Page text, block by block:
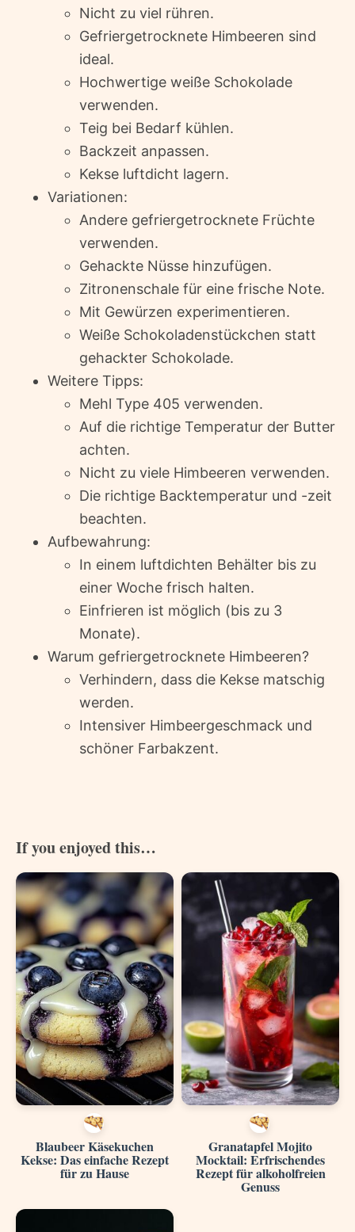
Nicht zu viel rühren.
Gefriergetrocknete Himbeeren sind
ideal.
Hochwertige weiße Schokolade
verwenden.
Teig bei Bedarf kühlen.
Backzeit anpassen.
Kekse luftdicht lagern.
Variationen:
Andere gefriergetrocknete Früchte
verwenden.
Gehackte Nüsse hinzufügen.
Zitronenschale für eine frische Note.
Mit Gewürzen experimentieren.
Weiße Schokoladenstückchen statt
gehackter Schokolade.
Weitere Tipps:
Mehl Type 405 verwenden.
Auf die richtige Temperatur der Butter
achten.
Nicht zu viele Himbeeren verwenden.
Die richtige Backtemperatur und -zeit
beachten.
Aufbewahrung:
In einem luftdichten Behälter bis zu
einer Woche frisch halten.
Einfrieren ist möglich (bis zu 3
Monate).
Warum gefriergetrocknete Himbeeren?
Verhindern, dass die Kekse matschig
werden.
Intensiver Himbeergeschmack und
schöner Farbakzent.
If you enjoyed this…
Blaubeer Käsekuchen
Kekse: Das einfache Rezept
für zu Hause
Granatapfel Mojito
Mocktail: Erfrischendes
Rezept für alkoholfreien
Genuss